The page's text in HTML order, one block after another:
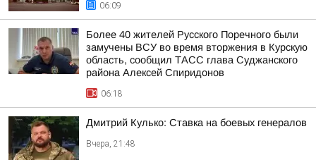
06:09
Более 40 жителей Русского Поречного были
замучены ВСУ во время вторжения в Курскую
область, сообщил ТАСС глава Суджанского
района Алексей Спиридонов
06:18
Дмитрий Кулько: Ставка на боевых генералов
Вчера, 21:48